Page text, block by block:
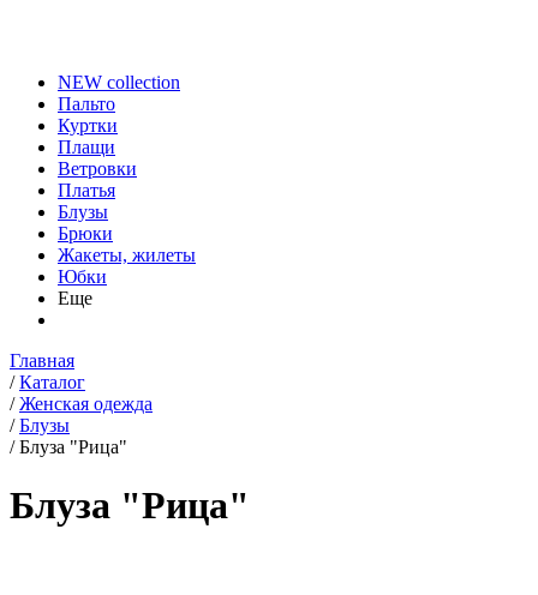
NEW collection
Пальто
Куртки
Плащи
Ветровки
Платья
Блузы
Брюки
Жакеты, жилеты
Юбки
Еще
Главная
/ Каталог
/ Женская одежда
/ Блузы
/ Блуза "Рица"
Блуза "Рица"